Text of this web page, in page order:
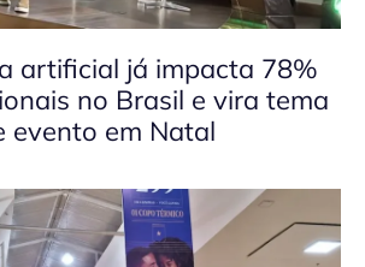
artificial já impacta 78%
no Brasil e vira tema
evento em Natal